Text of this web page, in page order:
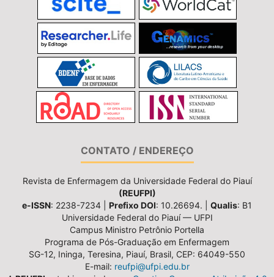
CONTATO / ENDEREÇO
Revista de Enfermagem da Universidade Federal do Piauí
(REUFPI)
e-ISSN: 2238-7234 | Prefixo DOI: 10.26694. | Qualis: B1
Universidade Federal do Piauí — UFPI
Campus Ministro Petrônio Portella
Programa de Pós-Graduação em Enfermagem
SG-12, Ininga, Teresina, Piauí, Brasil, CEP: 64049-550
E-mail: reufpi@ufpi.edu.br